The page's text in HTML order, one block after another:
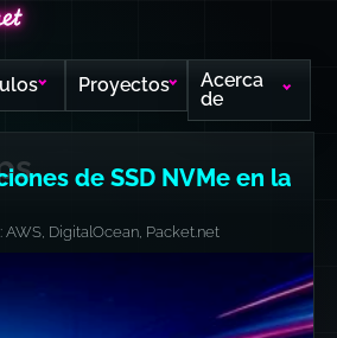
Proyectos
Acerca
de
de SSD NVMe en la
AWS, DigitalOcean, Packet.net